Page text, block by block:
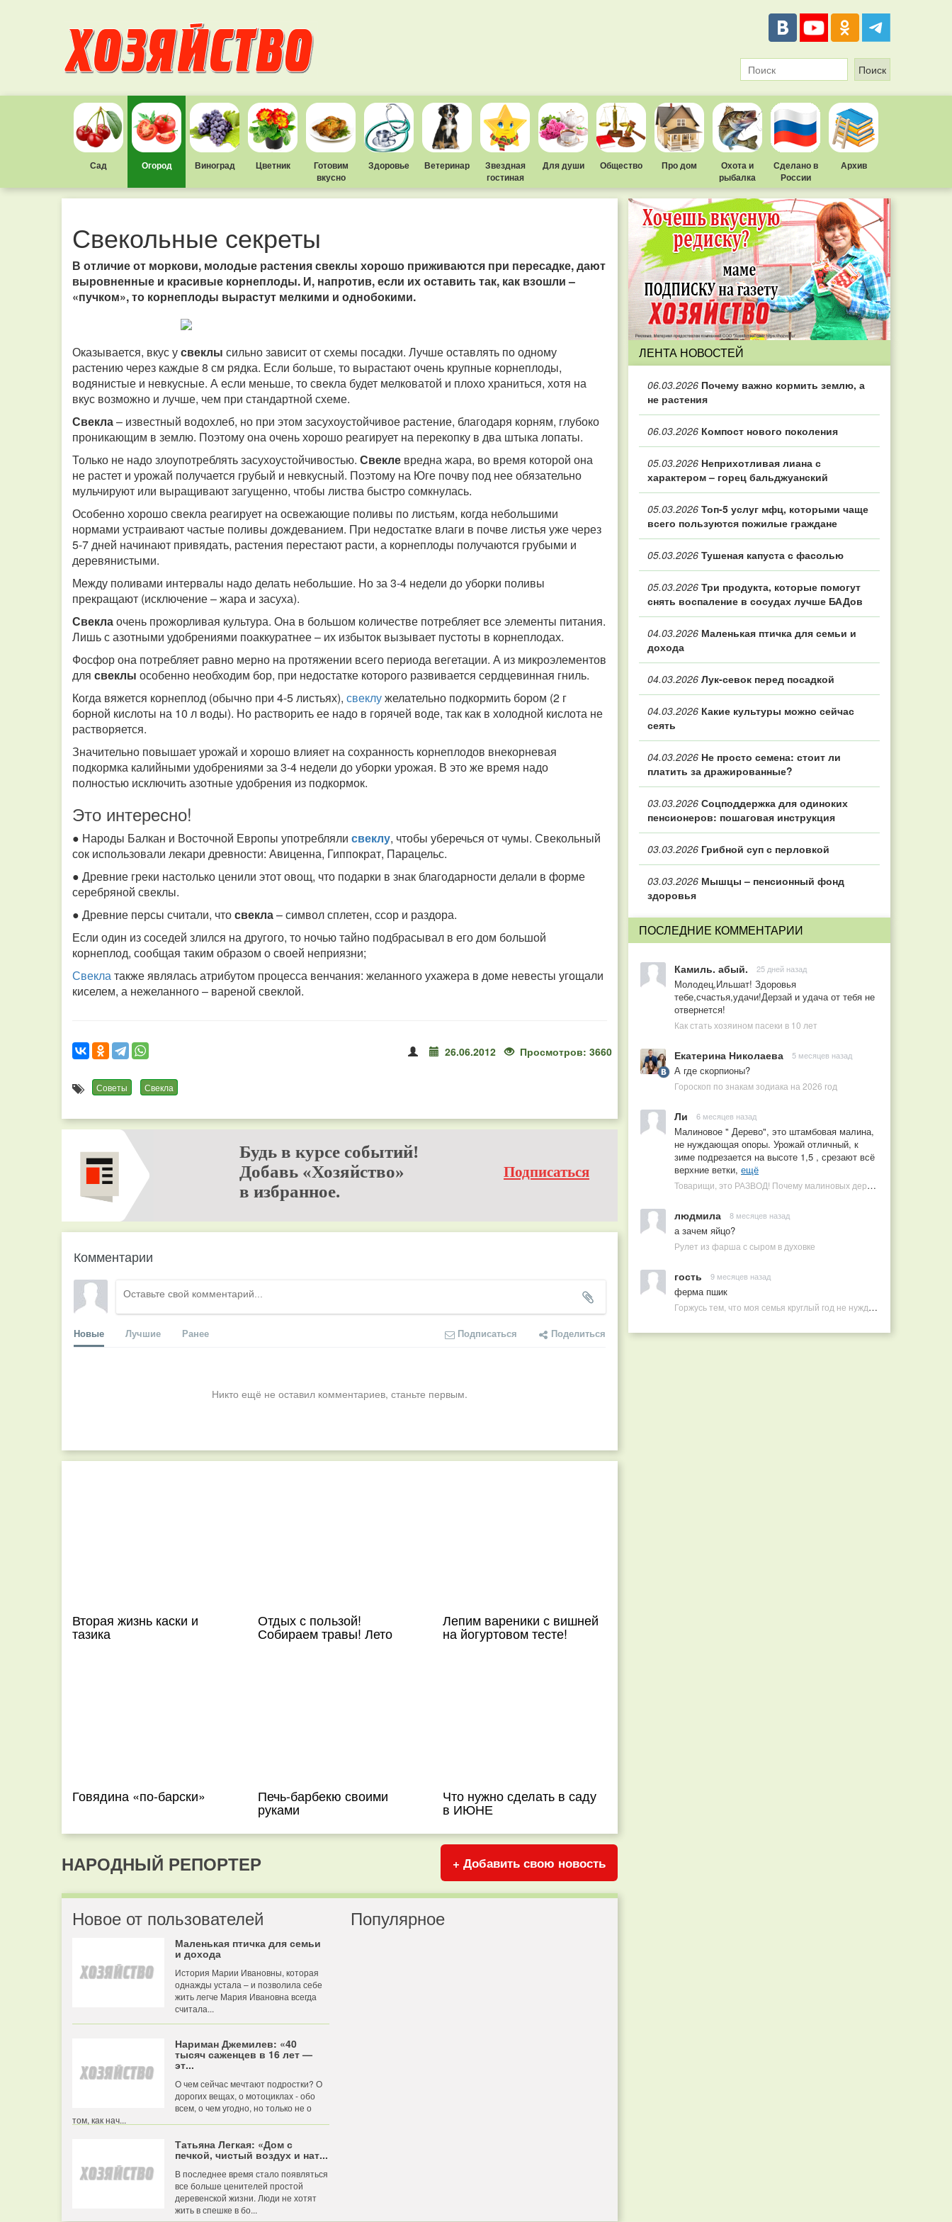
Сад Огород Виноград Цветник
Готовим
вкусно
Здоровье Ветеринар
Звездная
гостиная
Для души Общество Про дом
Охота и
рыбалка
Сделано в
России
Архив
Свекольные секреты
В отличие от моркови, молодые растения свеклы хорошо приживаются при пересадке, дают
выровненные и красивые корнеплоды. И, напротив, если их оставить так, как взошли –
«пучком», то корнеплоды вырастут мелкими и однобокими.
Оказывается, вкус усвеклы сильно зависит от схемы посадки. Лучше оставлять по одному
растению через каждые 8 см рядка. Если больше, то вырастают очень крупные корнеплоды,
водянистые и невкусные. А если меньше, то свекла будет мелковатой и плохо храниться, хотя на
вкус возможно и лучше, чем при стандартной схеме.
Свекла– известный водохлеб, но при этом засухоустойчивое растение, благодаря корням, глубоко
проникающим в землю. Поэтому она очень хорошо реагирует на перекопку в два штыка лопаты.
Только не надо злоупотреблять засухоустойчивостью. Свекле вредна жара, во время которой она
не растет и урожай получается грубый и невкусный. Поэтому на Юге почву под нее обязательно
мульчируют или выращивают загущенно, чтобы листва быстро сомкнулась.
Особенно хорошо свекла реагирует на освежающие поливы по листьям, когда небольшими
нормами устраивают частые поливы дождеванием. При недостатке влаги в почве листья уже через
5-7 дней начинают привядать, растения перестают расти, а корнеплоды получаются грубыми и
деревянистыми.
Между поливами интервалы надо делать небольшие. Но за 3-4 недели до уборки поливы
прекращают (исключение – жара и засуха).
Свеклаочень прожорливая культура. Она в большом количестве потребляет все элементы питания.
Лишь с азотными удобрениями поаккуратнее – их избыток вызывает пустоты в корнеплодах.
Фосфор она потребляет равно мерно на протяжении всего периода вегетации. А из микроэлементов
для свеклы особенно необходим бор, при недостатке которого развивается сердцевинная гниль.
Когда вяжется корнеплод (обычно при 4-5 листьях), свеклужелательно подкормить бором (2 г
борной кислоты на 10 л воды). Но растворить ее надо в горячей воде, так как в холодной кислота не
растворяется.
Значительно повышает урожай и хорошо влияет на сохранность корнеплодов внекорневая
подкормка калийными удобрениями за 3-4 недели до уборки урожая. В это же время надо
полностью исключить азотные удобрения из подкормок.
Это интересно!
● Народы Балкан и Восточной Европы употребляли свеклу, чтобы уберечься от чумы. Свекольный
сок использовали лекари древности: Авиценна, Гиппократ, Парацельс.
● Древние греки настолько ценили этот овощ, что подарки в знак благодарности делали в форме
серебряной свеклы.
● Древние персы считали, чтосвекла– символ сплетен, ссор и раздора.
Если один из соседей злился на другого, то ночью тайно подбрасывал в его дом большой
корнеплод, сообщая таким образом о своей неприязни;
Свеклатакже являлась атрибутом процесса венчания: желанного ухажера в доме невесты угощали
киселем, а нежеланного – вареной свеклой.
26.06.2012 Просмотров: 3660
Советы Свекла
Будь в курсе событий!
Добавь «Хозяйство»
в избранное.
Подписаться
Комментарии
Новые Лучшие Ранее Подписаться Поделиться
Никто ещё не оставил комментариев, станьте первым.
Вторая жизнь каски и
тазика
Отдых с пользой!
Собираем травы! Лето
Лепим вареники с вишней
на йогуртовом тесте!
Говядина «по-барски» Печь-барбекю своими
руками
Что нужно сделать в саду
в ИЮНЕ
НАРОДНЫЙ РЕПОРТЕР + Добавить свою новость
Новое от пользователей
Маленькая птичка для семьи
и дохода
История Марии Ивановны, которая
однажды устала – и позволила себе
жить легче Мария Ивановна всегда
считала...
Нариман Джемилев: «40
тысяч саженцев в 16 лет —
эт...
О чем сейчас мечтают подростки? О
дорогих вещах, о мотоциклах - обо
всем, о чем угодно, но только не о
том, как нач...
Татьяна Легкая: «Дом с
печкой, чистый воздух и нат...
В последнее время стало появляться
все больше ценителей простой
деревенской жизни. Люди не хотят
жить в спешке в бо...
Популярное
ЛЕНТА НОВОСТЕЙ
06.03.2026 Почему важно кормить землю, а
не растения
06.03.2026 Компост нового поколения
05.03.2026 Неприхотливая лиана с
характером – горец бальджуанский
05.03.2026 Топ‑5 услуг мфц, которыми чаще
всего пользуются пожилые граждане
05.03.2026 Тушеная капуста с фасолью
05.03.2026 Три продукта, которые помогут
снять воспаление в сосудах лучше БАДов
04.03.2026 Маленькая птичка для семьи и
дохода
04.03.2026 Лук-севок перед посадкой
04.03.2026 Какие культуры можно сейчас
сеять
04.03.2026 Не просто семена: стоит ли
платить за дражированные?
03.03.2026 Соцподдержка для одиноких
пенсионеров: пошаговая инструкция
03.03.2026 Грибной суп с перловкой
03.03.2026 Мышцы – пенсионный фонд
здоровья
ПОСЛЕДНИЕ КОММЕНТАРИИ
Камиль. абый. 25 дней назад
Молодец,Ильшат! Здоровья
тебе,счастья,удачи!Дерзай и удача от тебя не
отвернется!
Как стать хозяином пасеки в 10 лет
Екатерина Николаева 5 месяцев назад
А где скорпионы?
Гороскоп по знакам зодиака на 2026 год
Ли 6 месяцев назад
Малиновое " Дерево", это штамбовая малина,
не нуждающая опоры. Урожай отличный, к
зиме подрезается на высоте 1,5 , срезают всё
верхние ветки, ещё
Товарищи, это РАЗВОД! Почему малиновых деревьев не бывает, или Как ушлые продавцы наживаются на мечтах садоводов
людмила 8 месяцев назад
а зачем яйцо?
Рулет из фарша с сыром в духовке
гость 9 месяцев назад
ферма пшик
Горжусь тем, что моя семья круглый год не нуждается в покупных витаминах